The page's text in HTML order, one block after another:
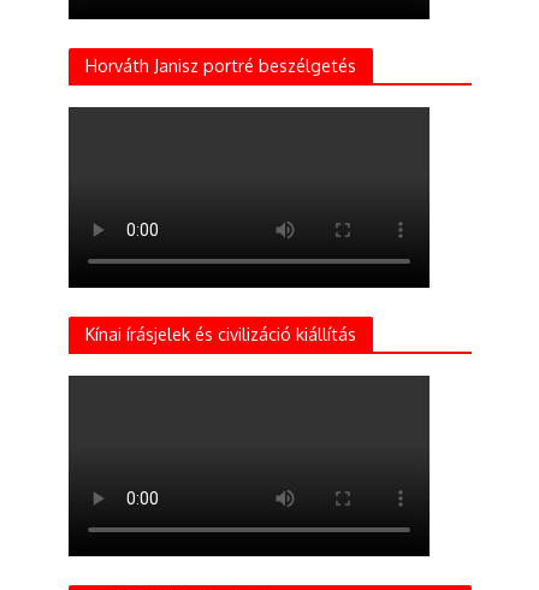
Horváth Janisz portré beszélgetés
Kínai írásjelek és civilizáció kiállítás